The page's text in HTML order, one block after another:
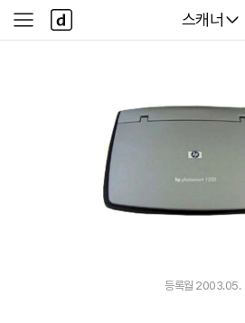
다나와
스캐너
사
이
다
나
와
등록월 2003.05.